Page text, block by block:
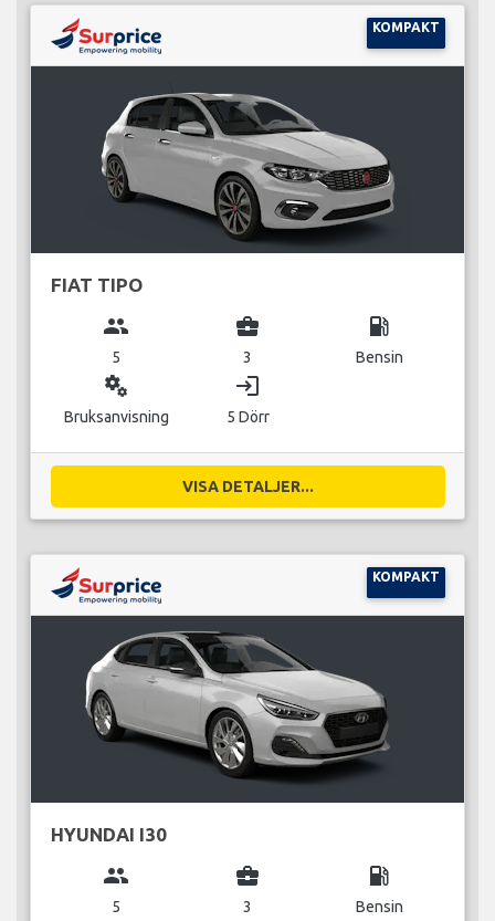
KOMPAKT
FIAT TIPO
group
5
business_center
3
local_gas_station
Bensin
miscellaneous_services
Bruksanvisning
login
5 Dörr
VISA DETALJER...
KOMPAKT
HYUNDAI I30
group
5
business_center
3
local_gas_station
Bensin